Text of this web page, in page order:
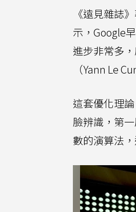
《遠見雜誌
示，Google
進步非常多
（Yann Le
這套優化理
臉辨識，第
數的演算法